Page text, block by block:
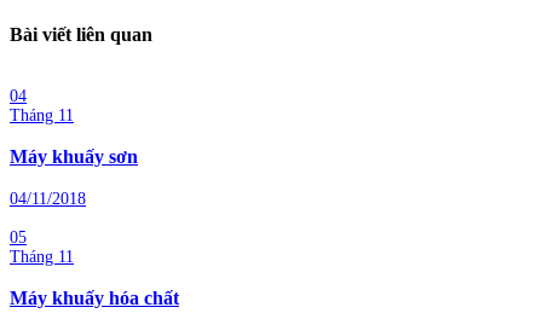
Bài viết liên quan
04
Tháng 11
Máy khuấy sơn
04/11/2018
05
Tháng 11
Máy khuấy hóa chất